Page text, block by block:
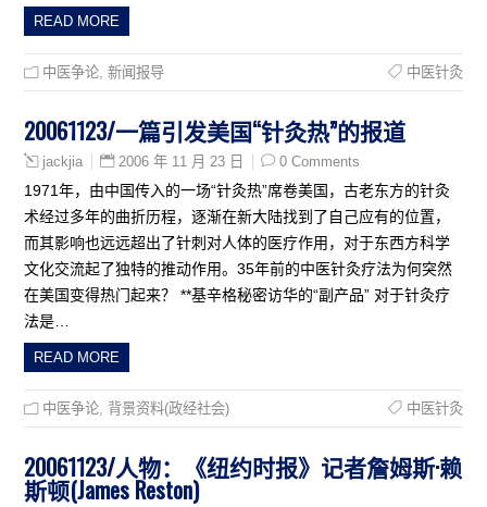
READ MORE
中医争论 ,新闻报导 中医针灸
20061123/一篇引发美国“针灸热”的报道
jackjia 2006 年 11 月 23 日 0 Comments
1971年，由中国传入的一场“针灸热”席卷美国，古老东方的针灸
术经过多年的曲折历程，逐渐在新大陆找到了自己应有的位置，
而其影响也远远超出了针刺对人体的医疗作用，对于东西方科学
文化交流起了独特的推动作用。35年前的中医针灸疗法为何突然
在美国变得热门起来？ **基辛格秘密访华的“副产品” 对于针灸疗
法是…
READ MORE
中医争论 背景资料(政经社会) 中医针灸
20061123/人物：《纽约时报》记者詹姆斯·赖
斯顿(James Reston)